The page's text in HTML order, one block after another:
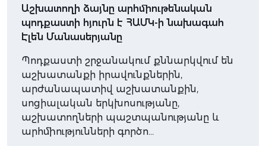
Աշխատողի ձայնը արհմիութենական
պոդքաստի հյուրն է ՀԱՄԿ-ի նախագահ
Էլեն Մանասերյանը
Պոդքաստի շրջանակում քննարկվում են
աշխատանքի իրավունքներին,
արժանապատիվ աշխատանքին,
սոցիալական երկխոսությանը,
աշխատողների պաշտպանությանը և
արհմիությունների գործո…